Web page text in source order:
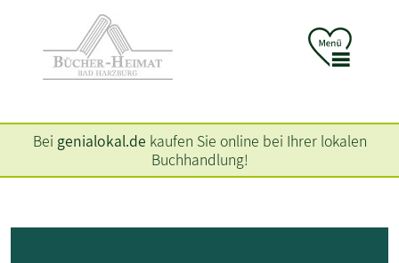
Bei genialokal.de kaufen Sie online bei Ihrer lokalen
Buchhandlung!